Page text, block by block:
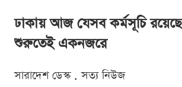
ঢাকায় আজ যেসব কর্মসূচি
শুরুতেই একনজরে
সারাদেশ ডেস্ক . সত্য নিউজ